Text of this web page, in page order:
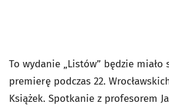
To wydanie „Listów” będzie miało
premierę podczas 22.
Książek. Spotkanie z profesorem